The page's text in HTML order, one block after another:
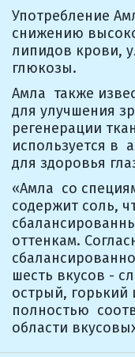
Употребление
снижению
липидов крови,
глюкозы.
Амла  также
для улучшения
регенерации
используется в
для здоровья
«Амла  со
содержит соль,
оттенкам.
шесть вкусов -
острый,
полностью
области